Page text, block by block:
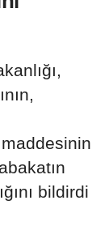
bildirdi